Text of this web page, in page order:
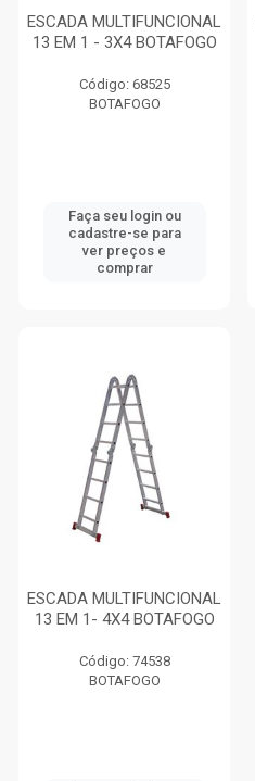
ESCADA MULTIFUNCIONAL
13 EM 1 - 3X4 BOTAFOGO
Código: 68525
BOTAFOGO
Faça seu login ou
cadastre-se para
ver preços e
comprar
ESCADA MULTIFUNCIONAL
13 EM 1- 4X4 BOTAFOGO
Código: 74538
BOTAFOGO